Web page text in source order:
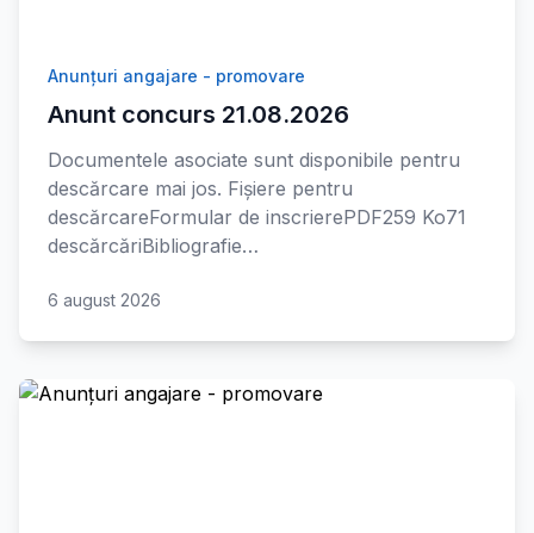
Anunțuri angajare - promovare
Anunt concurs 21.08.2026
Documentele asociate sunt disponibile pentru
descărcare mai jos. Fișiere pentru
descărcareFormular de inscrierePDF259 Ko71
descărcăriBibliografie…
6 august 2026